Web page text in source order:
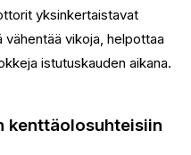
yksinkertaistavat
vikoja, helpottaa
istutuskauden aikana.
kenttäolosuhteisiin